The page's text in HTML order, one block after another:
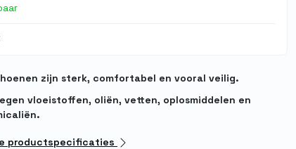
zijn sterk, comfortabel en vooral veilig.
vloeistoffen, oliën, vetten, oplosmiddelen en
productspecificaties